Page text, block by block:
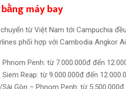
máy bay
từ Việt Nam tới Campuchia
phối hợp với Cambodia Angkor
Penh: từ 7.000.000đ đến
Reap: từ 9.000.000đ đến
Gòn – Phnom Penh: từ